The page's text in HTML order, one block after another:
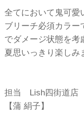
全てにおいて鬼可愛
ブリーチ必須カラー
でダメージ状態を考
夏思いっきり楽しみ
担当 Lish四街道店
【蒲 絹子】